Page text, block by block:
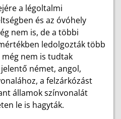
a légoltalmi
és az óvóhely
nem is, de a többi
ledolgozták több
nem is tudtak
német, angol,
a felzárkózást
államok színvonalát
le is hagyták.